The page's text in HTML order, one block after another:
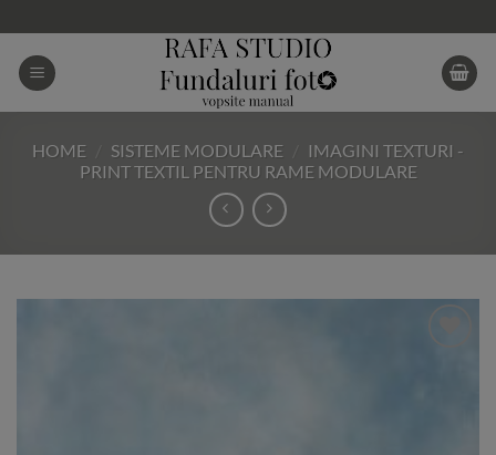
to
content
HOME SISTEME MODULARE
IMAGINI TEXTURI -
PRINT TEXTIL PENTRU RAME MODULARE